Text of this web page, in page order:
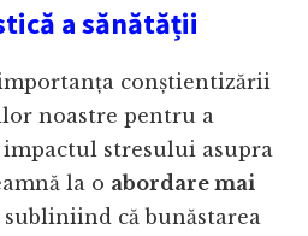
a sănătății
conștientizării
noastre pentru a
stresului asupra
la o abordare mai
subliniind că bunăstarea